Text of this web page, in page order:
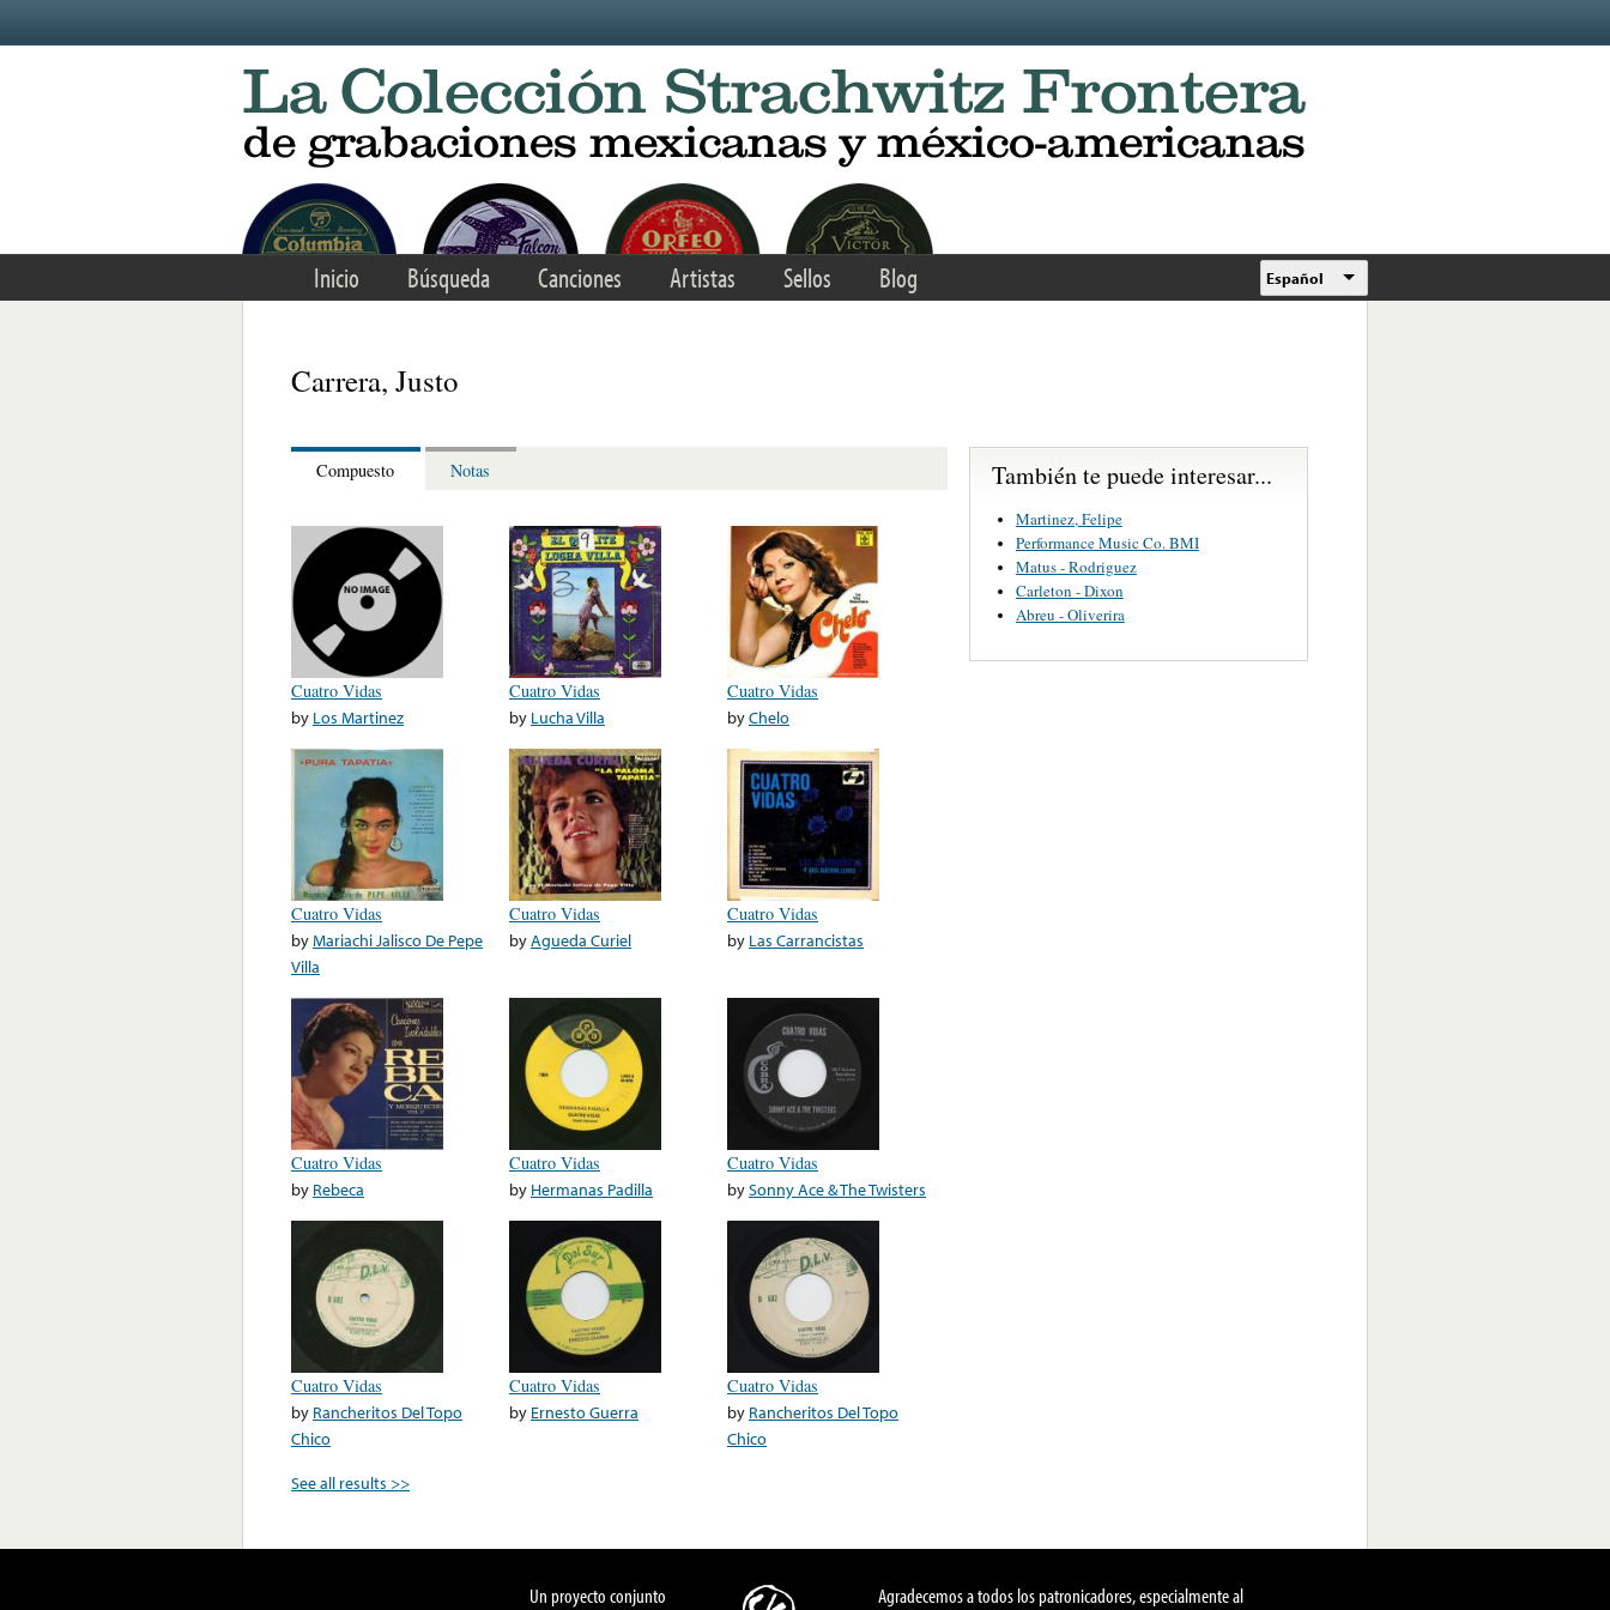
Inicio Búsqueda Canciones Artistas Sellos Blog Español
Carrera, Justo
Compuesto Notas
Cuatro Vidas
by Los Martinez
Cuatro Vidas
by Lucha Villa
Cuatro Vidas
byChelo
Cuatro Vidas
byMariachi Jalisco De Pepe
Villa
Cuatro Vidas
byAgueda Curiel
Cuatro Vidas
by Las Carrancistas
Cuatro Vidas
by Rebeca
Cuatro Vidas
by Hermanas Padilla
Cuatro Vidas
bySonny Ace & The Twisters
Cuatro Vidas
by Rancheritos Del Topo
Chico
Cuatro Vidas
by Ernesto Guerra
Cuatro Vidas
by Rancheritos Del Topo
Chico
See all results >>
También te puede interesar...
Martinez, Felipe
Performance Music Co. BMI
Matus - Rodriguez
Carleton - Dixon
Abreu - Oliverira
Un proyecto conjunto Agradecemos a todos los patronicadores, especialmente al